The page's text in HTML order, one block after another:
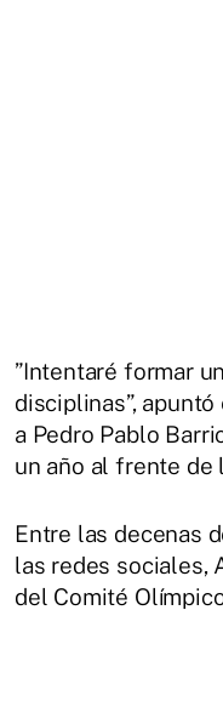
”Intentaré formar
disciplinas”,
a Pedro Pablo
un año al frente de
Entre las decenas
las redes sociales,
del Comité